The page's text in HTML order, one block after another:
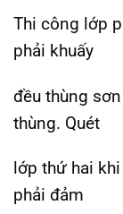
Thi công lớp
phải khuấy
đều thùng
thùng. Quét
lớp thứ hai
phải đảm